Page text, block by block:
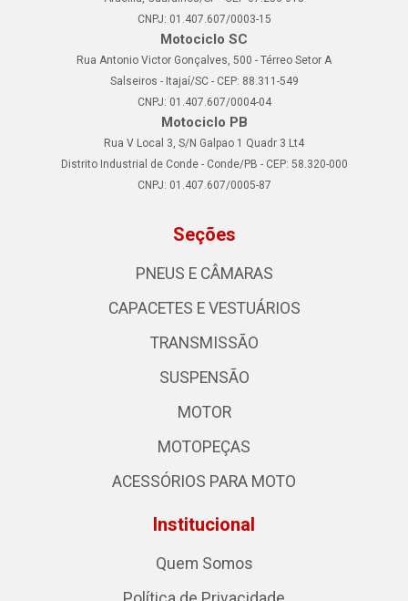
CNPJ: 01.407.607/0003-15
Motociclo SC
Rua Antonio Victor Gonçalves, 500 - Térreo Setor A
Salseiros - Itajaí/SC - CEP: 88.311-549
CNPJ: 01.407.607/0004-04
Motociclo PB
Rua V Local 3, S/N Galpao 1 Quadr 3 Lt4
Distrito Industrial de Conde - Conde/PB - CEP: 58.320-000
CNPJ: 01.407.607/0005-87
Seções
PNEUS E CÂMARAS
CAPACETES E VESTUÁRIOS
TRANSMISSÃO
SUSPENSÃO
MOTOR
MOTOPEÇAS
ACESSÓRIOS PARA MOTO
Institucional
Quem Somos